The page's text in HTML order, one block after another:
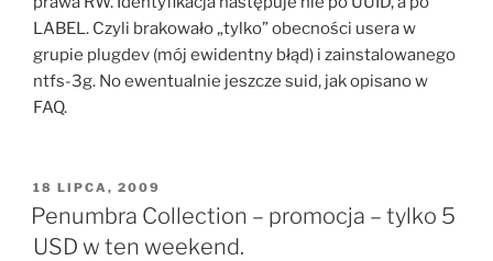
LABEL. Czyli brakowało „tylko” obecności usera w
grupie plugdev (mój ewidentny błąd) i zainstalowanego
ntfs-3g. No ewentualnie jeszcze suid, jak opisano w
FAQ.
OPUBLIKOWANE
W
18 LIPCA, 2009
Penumbra Collection – promocja – tylko 5
USD w ten weekend.